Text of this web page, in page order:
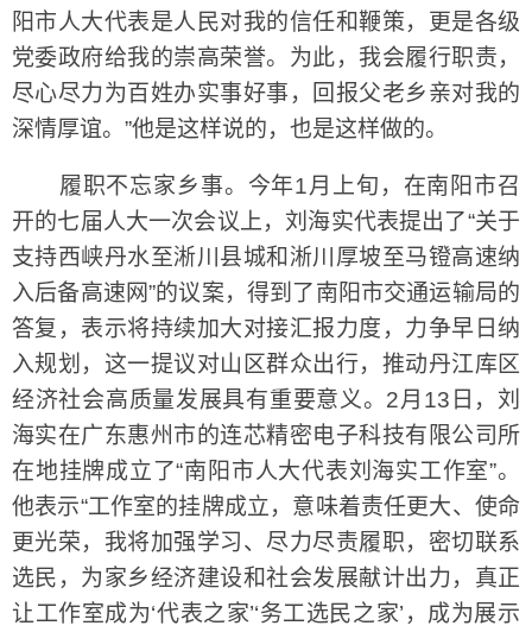
阳市人大代表是人民对我的信任和鞭策，更是各级
党委政府给我的崇高荣誉。为此，我会履行职责，
尽心尽力为百姓办实事好事，回报父老乡亲对我的
深情厚谊。”他是这样说的，也是这样做的。
履职不忘家乡事。今年1月上旬，在南阳市召
开的七届人大一次会议上，刘海实代表提出了“关于
支持西峡丹水至淅川县城和淅川厚坡至马镫高速纳
入后备高速网”的议案，得到了南阳市交通运输局的
答复，表示将持续加大对接汇报力度，力争早日纳
入规划，这一提议对山区群众出行，推动丹江库区
经济社会高质量发展具有重要意义。2月13日，刘
海实在广东惠州市的连芯精密电子科技有限公司所
在地挂牌成立了“南阳市人大代表刘海实工作室”。
他表示“工作室的挂牌成立，意味着责任更大、使命
更光荣，我将加强学习、尽力尽责履职，密切联系
选民，为家乡经济建设和社会发展献计出力，真正
让工作室成为‘代表之家’‘务工选民之家’，成为展示